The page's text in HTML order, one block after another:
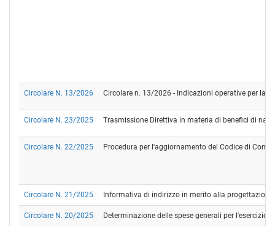
Circolare N. 13/2026 Circolare n. 13/2026 - Indicazioni operative per la
Circolare N. 23/2025 Trasmissione Direttiva in materia di benefici di
Circolare N. 22/2025 Procedura per l'aggiornamento del Codice di
Circolare N. 21/2025 Informativa di indirizzo in merito alla
Circolare N. 20/2025 Determinazione delle spese generali per l'esercizio